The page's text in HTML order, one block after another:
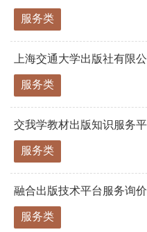
服务类
上海交通大学出版社有限
服务类
交我学教材出版知识服务
服务类
融合出版技术平台服务询
服务类